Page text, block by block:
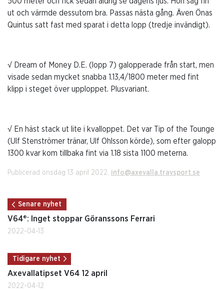
ut och värmde dessutom bra. Passas nästa gång. Även Önas
Quintus satt fast med sparat i detta lopp (tredje invändigt).
√ Dream of Money D.E. (lopp 7) galopperade från start, men
visade sedan mycket snabba 1.13,4/1800 meter med fint
klipp i steget över upploppet. Plusvariant.
√ En häst stack ut lite i kvalloppet. Det var Tip of the Tounge
(Ulf Stenströmer tränar, Ulf Ohlsson körde), som efter galopp
1300 kvar kom tillbaka fint via 1.18 sista 1100 meterna.
Publicerad onsdag 13 april 2022. info@axevalla.travsport.se
Senare nyhet
V64®: Inget stoppar Göranssons Ferrari
2022-04-13
Tidigare nyhet
Axevallatipset V64 12 april
2022-04-12